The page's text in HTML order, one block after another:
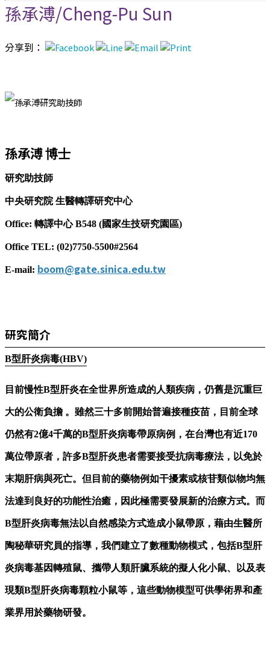
孫承溥/Cheng-Pu Sun
分享到：
孫承溥博士
研究助技師
中央研究院 生醫轉譯研究中心
Office: 轉譯中心B548 (國家生技研究園區)
Office TEL: (02)7750-5500#2564
E-mail: boom@gate.sinica.edu.tw
研究簡介
B型肝炎病毒(HBV)
目前慢性B型肝炎在全世界所造成的人類疾病，仍舊是沉重巨
大的公衛負擔 。雖然三十多前開始普遍接種疫苗，目前全球
仍然有2億4千萬的B型肝炎病毒帶原病例，在台灣也有近170
萬位帶原者，許多B型肝炎患者需要接受抗病毒療法，以免於
末期肝病與死亡。但目前的藥物例如干擾素或核苷類似物均無
法達到良好的功能性治癒，因此極需要發展新的治療方式。而
B型肝炎病毒無法以自然感染方式造成小鼠帶原，藉由生醫所
陶秘華研究員的指導，我們建立了數種動物模式，包括B型肝
炎病毒基因轉殖鼠、攜帶人類肝臟系統的擬人化小鼠、以及表
現類B型肝炎病毒顆粒小鼠等，這些動物模型可供學術界和產
業界用於藥物研發。